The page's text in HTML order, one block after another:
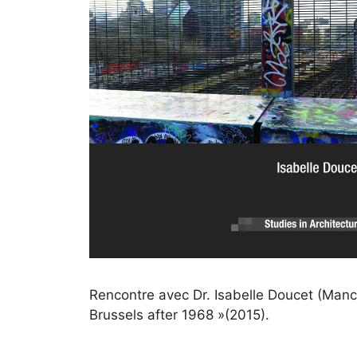
Rencontre avec Dr. Isabelle Doucet
Brussels after 1968 »(2015).